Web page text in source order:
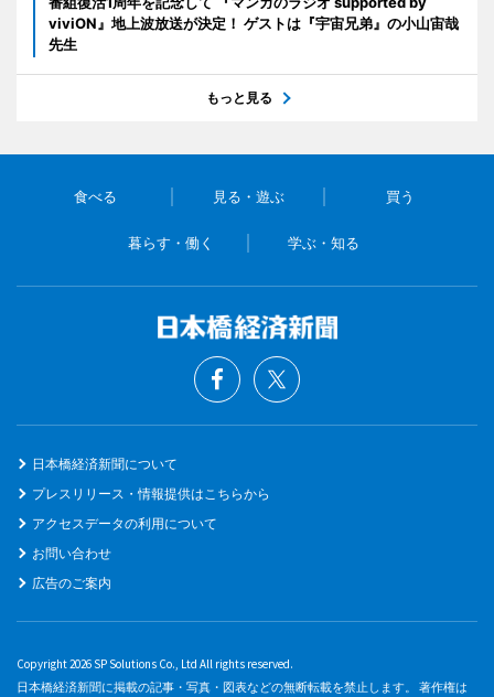
viviON』地上波放送が決定！ ゲストは『宇宙兄弟』の小山宙哉
先生
もっと見る
食べる 見る・遊ぶ 買う
暮らす・働く 学ぶ・知る
日本橋経済新聞について
プレスリリース・情報提供はこちらから
アクセスデータの利用について
お問い合わせ
広告のご案内
Copyright 2026 SP Solutions Co., Ltd All rights reserved.
日本橋経済新聞に掲載の記事・写真・図表などの無断転載を禁止します。 著作権は